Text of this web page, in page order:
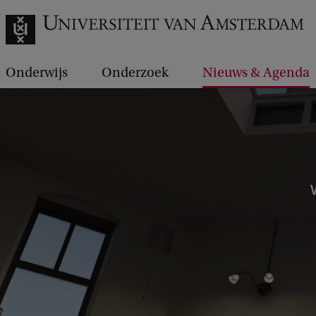
Onderwijs Onderzoek Nieuws & Agenda